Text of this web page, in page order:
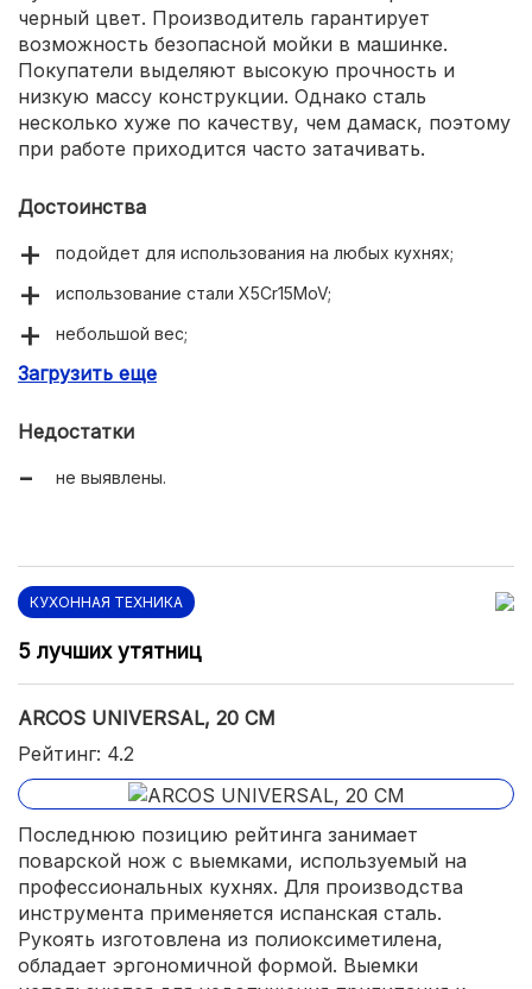
черный цвет. Производитель гарантирует
возможность безопасной мойки в машинке.
Покупатели выделяют высокую прочность и
низкую массу конструкции. Однако сталь
несколько хуже по качеству, чем дамаск, поэтому
при работе приходится часто затачивать.
Достоинства
подойдет для использования на любых кухнях;
использование стали X5Cr15MoV;
небольшой вес;
гарантия 2 года;
Загрузить еще
Недостатки
не выявлены.
КУХОННАЯ ТЕХНИКА
5 лучших утятниц
ARCOS UNIVERSAL, 20 СМ
Рейтинг: 4.2
Последнюю позицию рейтинга занимает
поварской нож с выемками, используемый на
профессиональных кухнях. Для производства
инструмента применяется испанская сталь.
Рукоять изготовлена из полиоксиметилена,
обладает эргономичной формой. Выемки